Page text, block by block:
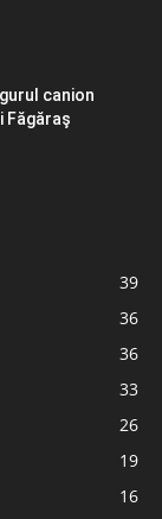
canion
Făgăraş
39
36
36
33
26
19
16